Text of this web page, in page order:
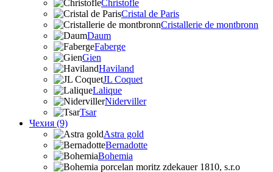
Christofle
Cristal de Paris
Cristallerie de montbronn
Daum
Faberge
Gien
Haviland
JL Coquet
Lalique
Niderviller
Tsar
Чехия (9)
Astra gold
Bernadotte
Bohemia